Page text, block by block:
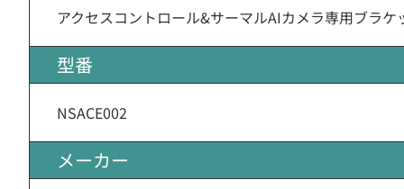
アクセスコントロール&サーマルAIカメラ専用ブラケ
型番
NSACE002
メーカー